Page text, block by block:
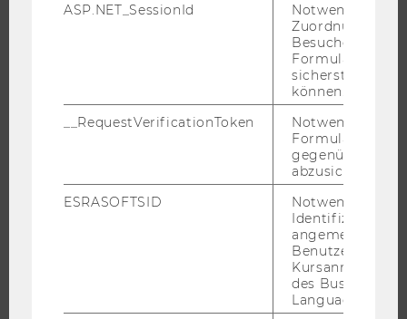
OGH CERCLE 2026
KONTAKT
IMPRESSIONEN
ASP.NET_SessionId
Notwendig, um
Zuordnung von
Besucher zu
sicherstellen zu
können.
__RequestVerificationToken
Notwendig, um
gegenüber
abzusichern.
ESRASOFTSID
Notwendig zur
Identifizierung
angemeldeten
Benutzers im
des Business
Language